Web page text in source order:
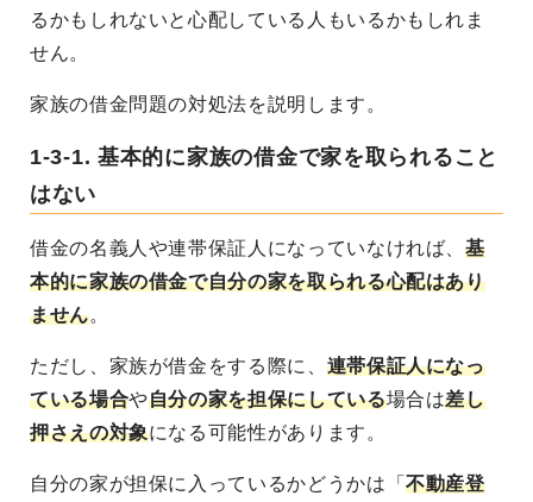
るかもしれないと心配している人もいるかもしれま
せん。
家族の借金問題の対処法を説明します。
1-3-1. 基本的に家族の借金で家を取られること
はない
借金の名義人や連帯保証人になっていなければ、基
本的に家族の借金で自分の家を取られる心配はあり
ません。
ただし、家族が借金をする際に、 連帯保証人になっ
ている場合や自分の家を担保にしている場合は差し
押さえの対象になる可能性があります。
自分の家が担保に入っているかどうかは「不動産登